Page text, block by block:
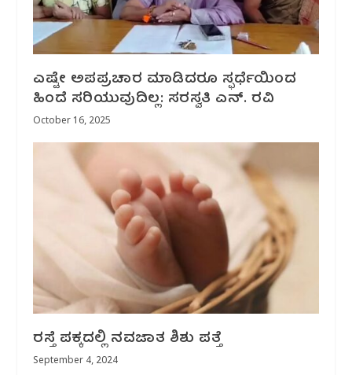
ಎಷ್ಟೇ ಅಪಪ್ರಚಾರ ಮಾಡಿದರೂ ಸ್ಫರ್ಧೆಯಿಂದ
ಹಿಂದೆ ಸರಿಯುವುದಿಲ್ಲ: ಸರಸ್ವತಿ ಎನ್. ರವಿ
October 16, 2025
ರಸ್ತೆ ಪಕ್ಕದಲ್ಲಿ ನವಜಾತ ಶಿಶು‌ ಪತ್ತೆ
September 4, 2024